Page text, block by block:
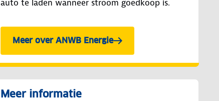
auto te laden wanneer stroom goedkoop is.
Meer over ANWB Energie
Meer informatie